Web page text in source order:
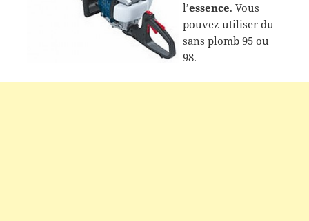
l’essence. Vous
pouvez utiliser du
sans plomb 95 ou
98.